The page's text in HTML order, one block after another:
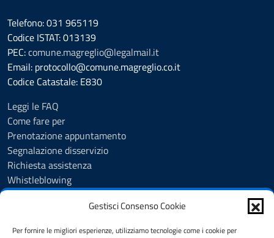
Gestisci Consenso Cookie
Per fornire le migliori esperienze, utilizziamo tecnologie come i cookie per
Telefono: 031 965119
Codice ISTAT: 013139
PEC:comune.magreglio@legalmail.it
Email: protocollo@comune.magreglio.co.it
Codice Catastale: E830
Leggi le FAQ
Come fare per
Prenotazione appuntamento
Segnalazione disservizio
Richiesta assistenza
Whistleblowing
Albo Pretorio
Amministrazione trasparente
Accesso agli Atti